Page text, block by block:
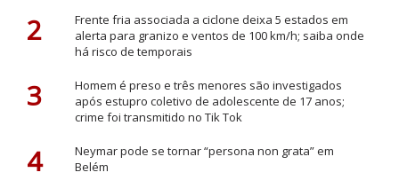
2
Frente fria associada a ciclone deixa 5 estados em
alerta para granizo e ventos de 100 km/h; saiba onde
há risco de temporais
3
Homem é preso e três menores são investigados
após estupro coletivo de adolescente de 17 anos;
crime foi transmitido no Tik Tok
4
Neymar pode se tornar “persona non grata” em
Belém